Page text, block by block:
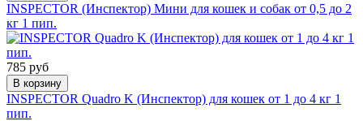
INSPEСTOR (Инспектор) Мини для кошек и собак от 0,5 до 2
кг 1 пип.
785 руб
В корзину
INSPEСTOR Quadro K (Инспектор) для кошек от 1 до 4 кг 1
пип.